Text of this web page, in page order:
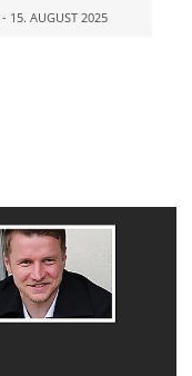
- 15. AUGUST 2025